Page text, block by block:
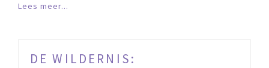
Lees meer...
DE WILDERNIS: